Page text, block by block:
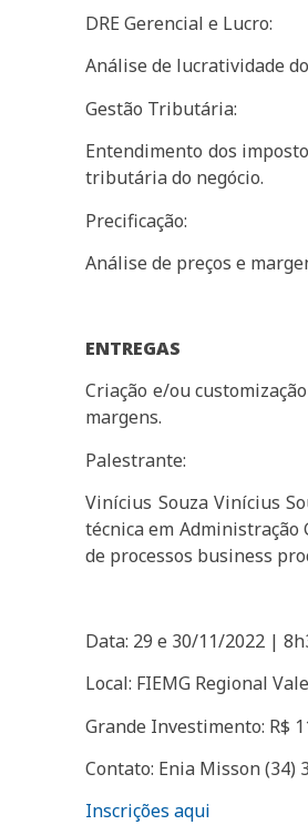
DRE Gerencial e Lucro:
Análise de lucratividade
Gestão Tributária:
Entendimento dos
tributária do negócio.
Precificação:
Análise de preços e
ENTREGAS
Criação e/ou
margens.
Palestrante:
Vinícius Souza Vinícius
técnica em Administração
de processos business
Data: 29 e 30/11/2022 |
Local: FIEMG Regional
Grande Investimento: R$
Contato: Enia Misson (34)
Inscrições aqui